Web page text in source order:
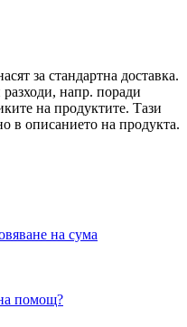
за стандартна доставка.
напр. поради
на продуктите. Тази
в описанието на продукта.
на сума
помощ?